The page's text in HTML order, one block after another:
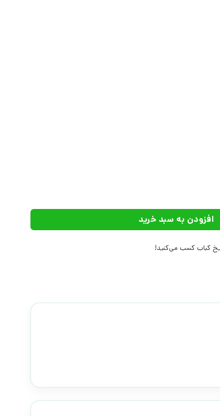
افزودن به سبد خرید
کباب کسب می‌کنید!